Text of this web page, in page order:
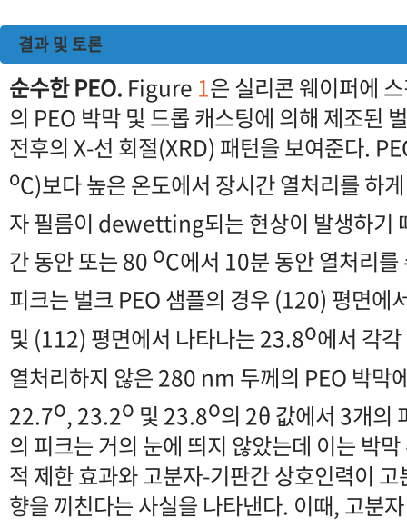
결과 및 토론
순수한 PEO. Figure 1은 실리콘 웨이퍼에
의 PEO 박막 및 드롭 캐스팅에 의해 제조된
전후의 X-선 회절(XRD) 패턴을 보여준다.
oC)보다 높은 온도에서 장시간 열처리를 하
자 필름이 dewetting되는 현상이 발생하기
간 동안 또는 80 oC에서 10분 동안 열처리
피크는 벌크 PEO 샘플의 경우 (120) 평면에
및 (112) 평면에서 나타나는 23.8o에서 각
열처리하지 않은 280 nm 두께의 PEO 박막
22.7o, 23.2o 및 23.8o의 2θ 값에서 3개의
의 피크는 거의 눈에 띄지 않았는데 이는 박
적 제한 효과와 고분자-기판간 상호인력이
향을 끼친다는 사실을 나타낸다. 이때, 고분